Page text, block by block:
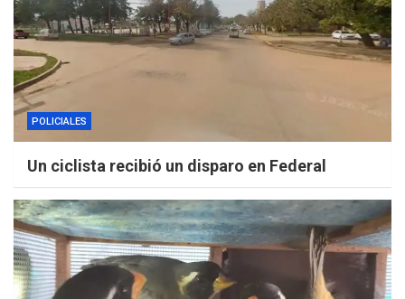
POLICIALES
Un ciclista recibió un disparo en Federal